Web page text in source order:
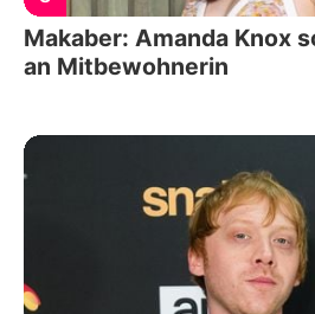
Makaber: Amanda Knox
an Mitbewohnerin